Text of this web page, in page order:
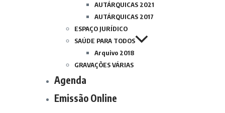
AUTÁRQUICAS 2021
AUTÁRQUICAS 2017
ESPAÇO JURÍDICO
SAÚDE PARA TODOS
Arquivo 2018
GRAVAÇÕES VÁRIAS
Agenda
Emissão Online